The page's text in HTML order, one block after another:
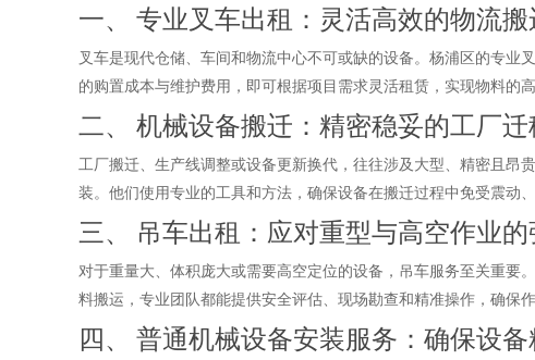
一、 专业叉车出租：灵活高效的物流
叉车是现代仓储、车间和物流中心不可或缺的设备。杨浦区的专
的购置成本与维护费用，即可根据项目需求灵活租赁，实现物料的
二、 机械设备搬迁：精密稳妥的工厂迁
工厂搬迁、生产线调整或设备更新换代，往往涉及大型、精密且
装。他们使用专业的工具和方法，确保设备在搬迁过程中免受震动
三、 吊车出租：应对重型与高空作业
对于重量大、体积庞大或需要高空定位的设备，吊车服务至关重要
料搬运，专业团队都能提供安全评估、现场勘查和精准操作，确保
四、 普通机械设备安装服务：确保设